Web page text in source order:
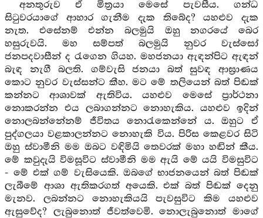
අනතුරුව ඒ මිත්‍රයා මෙසේ පැවසීය. ගන්ධ
සිටුවරයාගේ ආහාර ගැනීම දැක තිබේද? යහළුව දැක
නැත. එසේනම් එන්න බලමුයි ඔහු නගරයේ බෙර
හසුරුවයි. මහ සම්පත් බලමුයි නුවර වැස්සෝ
ජනපදවාසීන් ද රැගෙන ගියහ. මහජනයා ඇඳන්පිට ඇඳන්
බැඳ නැගී බලති. ගම්වැසි ජනයා බත් සුවඳ ආඝ්‍රාණය
කොට නුවර වැස්සන්ට කීහ. මට මේ තලියෙන් බත් පිඬක්
කන්නට ආශාවක් ඇතිවිය. යහළුව මෙසේ ප්‍රාර්ථනා
නොකරන්න එය ලබාගන්නට නොහැකිය. යහළුව ඉදින්
නොලබන්නේනම් ජීවිතය නොරැකෙන්නේ ය. ඔහුට ඒ
පුද්ගලයා වළකාලන්නට නොහැකි විය. පිරිස කෙළවර සිටි
ඔහු ස්වාමීනි මම ඔබට වඳිමියි තෙවරක් මහා හඬින් කීය.
මේ කවුදැයි විමසූවිට ස්වාමීනි මම ඇයි මේ යයි විමසුවිට
- මේ එක් ගම් වැසියෙකි. ඔබගේ භාජනයෙන් බත් පිඬක්
ලැබීමේ ආශා ඇතිකරගත් අයෙකි. එක් බත් පිඬක් දෙනු
මැනව. ලබන්නට නොහැකියයි පැවසුවිට කිම යහළුව
ඇසුවේද? ලැබුනොත් ජීවත්වෙමි. නොලැබුනොත් මාගේ